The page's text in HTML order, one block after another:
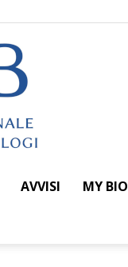
AVVISI MY BIO